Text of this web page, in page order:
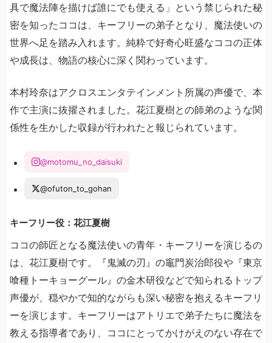
具で魔法陣を描けば誰にでも使える」という禁じられた秘
密を知ったココは、キーフリーの弟子となり、魔法使いの
世界へ足を踏み入れます。純粋で好奇心旺盛なココの正体
や成長は、物語の核心に深く関わっています。
本村玲奈はアクロスエンタテインメント所属の声優で、本
作で主演に抜擢されました。花江夏樹との師弟のような関
係性を生かした収録が行われたと報じられています。
@motomu_no_daisuki
@ofuton_to_gohan
キーフリー役：花江夏樹
ココの師匠となる魔法使いの青年・キーフリーを演じるの
は、花江夏樹です。『鬼滅の刃』の竈門炭治郎役や『東京
喰種トーキョーグール』の金木研役などで知られるトップ
声優が、穏やかで知的ながらも深い秘密を抱えるキーフリ
ーを演じます。キーフリーはアトリエで弟子たちに魔法を
教える指導者であり、ココにとってかけがえのない存在で